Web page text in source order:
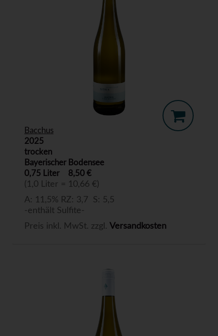
Bacchus
2025
trocken
Bayerischer Bodensee
0,75 Liter
8,50 €
(1,0 Liter = 10,66 €)
A: 11,5% RZ: 3,7 S: 5,5
-enthält Sulfite-
Preis inkl. MwSt. zzgl. Versandkosten